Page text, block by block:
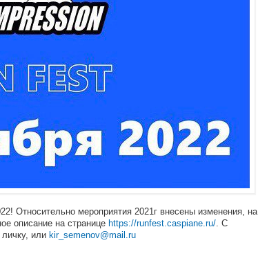
Относительно мероприятия 2021г внесены изменения, на
описание на странице https://runfest.caspiane.ru/. С
или kir_semenov@mail.ru